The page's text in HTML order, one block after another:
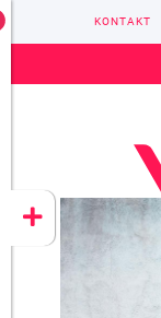
CONZEPT 16
YEET
KONTAKT